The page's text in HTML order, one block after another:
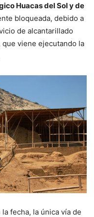
Huacas del Sol y de
bloqueada, debido a
de alcantarillado
que viene ejecutando la
fecha, la única vía de